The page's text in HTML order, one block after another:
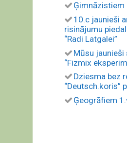
Ģimnāzistiem
10.c jaunieši
risinājumu
“Radi Latgalei”
Mūsu
“Fizmix
Dziesma bez
“Deutsch.koris”
Ģeogrāfiem